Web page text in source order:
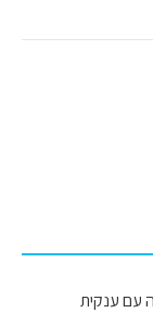
עם ענקית